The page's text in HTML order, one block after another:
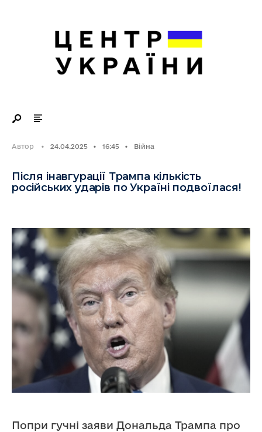
Автор • 24.04.2025 • 16:45 • Війна
Після інавгурації Трампа кількість
російських ударів по Україні подвоїлася!
Попри гучні заяви Дональда Трампа про